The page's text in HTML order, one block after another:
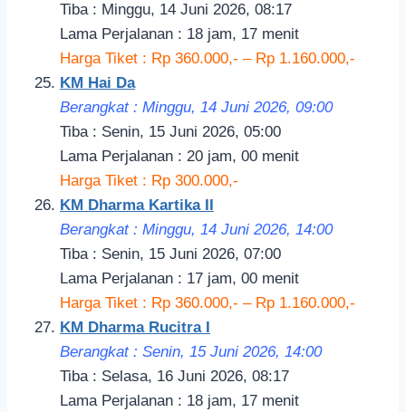
Tiba : Minggu, 14 Juni 2026, 08:17
Lama Perjalanan : 18 jam, 17 menit
Harga Tiket : Rp 360.000,- – Rp 1.160.000,-
KM Hai Da
Berangkat : Minggu, 14 Juni 2026, 09:00
Tiba : Senin, 15 Juni 2026, 05:00
Lama Perjalanan : 20 jam, 00 menit
Harga Tiket : Rp 300.000,-
KM Dharma Kartika II
Berangkat : Minggu, 14 Juni 2026, 14:00
Tiba : Senin, 15 Juni 2026, 07:00
Lama Perjalanan : 17 jam, 00 menit
Harga Tiket : Rp 360.000,- – Rp 1.160.000,-
KM Dharma Rucitra I
Berangkat : Senin, 15 Juni 2026, 14:00
Tiba : Selasa, 16 Juni 2026, 08:17
Lama Perjalanan : 18 jam, 17 menit